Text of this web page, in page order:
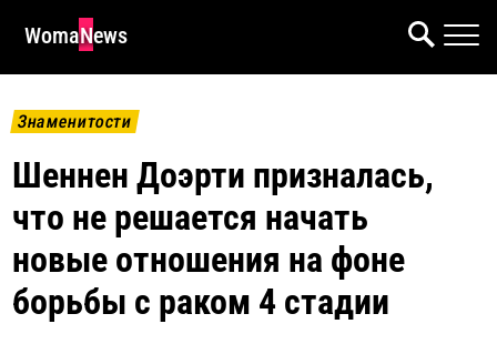
WomaNews
Знаменитости
Шеннен Доэрти призналась,
что не решается начать
новые отношения на фоне
борьбы с раком 4 стадии